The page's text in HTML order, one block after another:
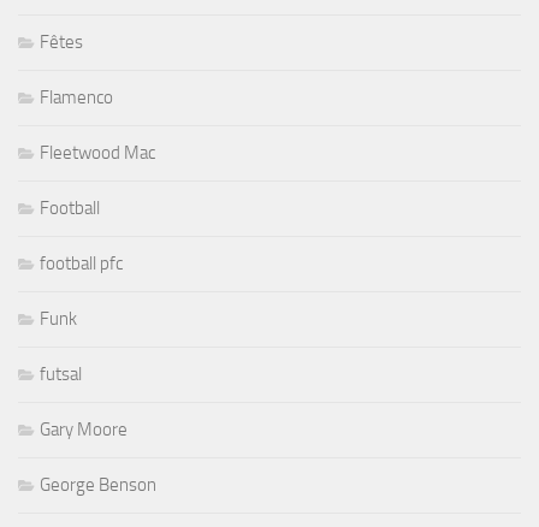
Fêtes
Flamenco
Fleetwood Mac
Football
football pfc
Funk
futsal
Gary Moore
George Benson